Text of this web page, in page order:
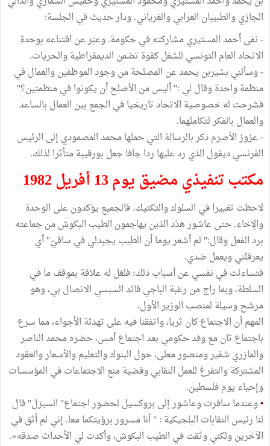
الجازي والطبيبان العرابي والغرياني. ودار حديث في الجلسة:
- نفى أحمد المستيري مشاركته في حكومة. وعبّر عن اقتناعه بوحدة
الاتحاد العام التونسي للشغل كقوة تضمن الديمقراطية والحريات.
- وسألني بشيربن يحمد عن المصلحة من وجود الموظفين والعمال في
منظمة واحدة وقال لي :" أليس من الأصلح أن يكونوا في منظمتين؟"
فشرحت له خصوصية الاتحاد تاريخيا في الجمع بين العمال بالساعد
والعمال بالفكر لتكاملهما.
- عزوز الأصرم ذكر بالرسالة التي حملها محمد المصمودي إلى الرئيس
الفرنسي ديقول الذي رد عليها ردا جافا جعل بورقيبة متأثرا لذلك.
مكتب تنفيذي مضيق يوم 13 أفريل 1982
لاحظت تغييرا في السلوك والتكتيك. فالجميع يؤكدون على الوحدة
والإخاء. حتى عاشور هدّد الذين يهاجمون الطيب البكوش من جماعته
برد الفعل وقال:" لم أشعر يوما أن الطيب يجبدلي في ساقيّ" أي
يعرقلني ويعمل ضدي.
فتساءلت في نفسي عن أسباب ذلك: فلعّل له علاقة بموقف ما في
السلطة، وبما راج من رغبة الباجي قائد السبسي الاتصال بي، وهو
مرشح وسيلة لمنصب الوزير الأول.
المهم أن الاجتماع كان ثريا، واتفقنا فيه على تهدئة الأجواء، مما سرع
باجتماع ثان مع وفد حكومي بعد اجتماع أمس، حضره محمد الناصر
والمازري شقير ومنصور معلى، حول البنوك والتعليم والأسعار والعقود
المشتركة والتفرغ للعمل النقابي وقضية منع الاجتماعات في المؤسسات
وإحياء يوم فلسطين.
•وعندما سافرت وعاشور إلى بروكسيل لحضور اجتماع" السيزل" قال
لنا رئيس النقابات البلجيكية : " أنا مسرور برؤيتكما معا. إني لم أثق في
الآخرين ولكني وثقت في الطيب البكوش، وأكدت لي الأحداث صدقه».